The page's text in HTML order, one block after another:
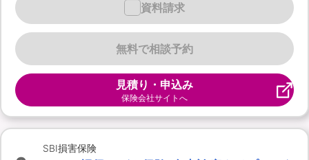
無料で相談予約
資料請求
見積り・申込み
保険会社サイトへ
SBI損害保険